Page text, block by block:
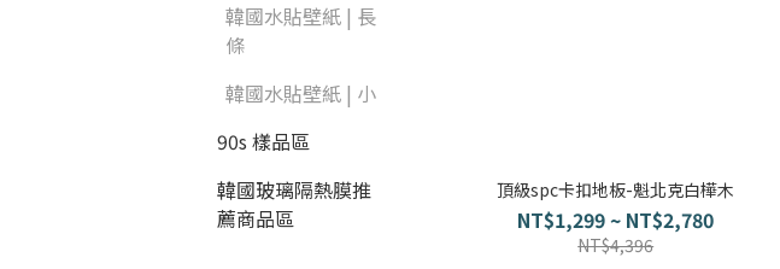
韓國水貼壁紙 | 長
條
韓國水貼壁紙 | 小
90s 樣品區
韓國玻璃隔熱膜推
薦商品區
頂級spc卡扣地板-魁北克白樺木
NT$1,299 ~ NT$2,780
NT$4,396